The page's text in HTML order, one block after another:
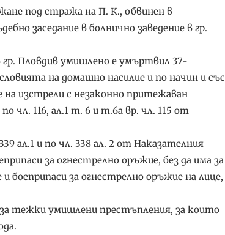
под стража на П. К., обвинен в
заседание в болнично заведение в гр.
гр. Пловдив умишлено е умъртвил 37-
на домашно насилие и по начин и със
на изстрели с незаконно притежаван
чл. 116, ал.1 т. 6 и т.6а вр. чл. 115 от
ал.1 и по чл. 338 ал. 2 от Наказателния
за огнестрелно оръжие, без да има за
боеприпаси за огнестрелно оръжие на лице,
тежки умишлени престъпления, за които